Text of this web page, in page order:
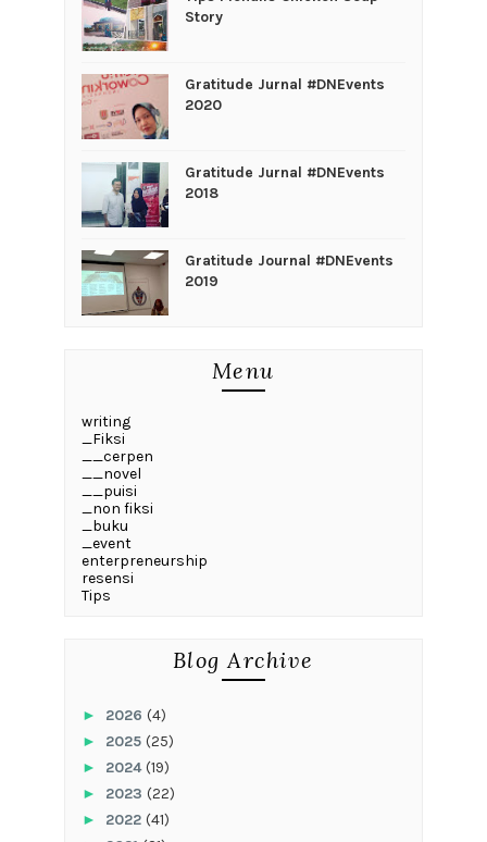
Story
Gratitude Jurnal #DNEvents
2020
Gratitude Jurnal #DNEvents
2018
Gratitude Journal #DNEvents
2019
Menu
writing
_Fiksi
__cerpen
__novel
__puisi
_non fiksi
_buku
_event
enterpreneurship
resensi
Tips
Blog Archive
► 2026 (4)
► 2025 (25)
► 2024(19)
► 2023 (22)
► 2022 (41)